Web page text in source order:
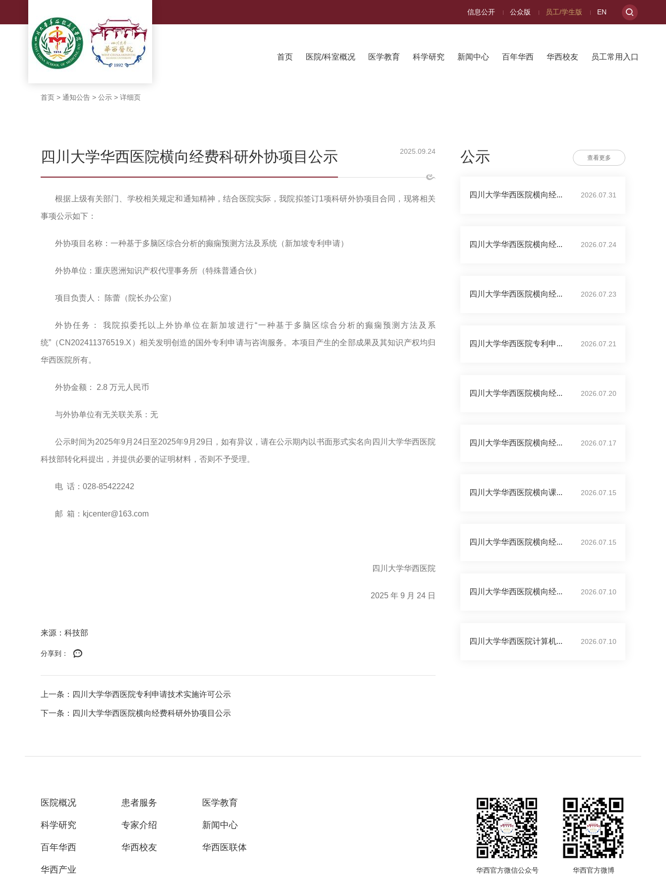
信息公开 公众版 员工/学生版 EN
首页 医院/科室概况 医学教育 科学研究 新闻中心 百年华西 华西校友 员工常用入口
首页 > 通知公告 > 公示 > 详细页
四川大学华西医院横向经费科研外协项目公示 2025.09.24
根据上级有关部门、学校相关规定和通知精神，结合医院实际，我院拟签订1项科研外协项目合同，现将相关
事项公示如下：
外协项目名称：一种基于多脑区综合分析的癫痫预测方法及系统（新加坡专利申请）
外协单位：重庆恩洲知识产权代理事务所（特殊普通合伙）
项目负责人： 陈蕾（院长办公室）
外协任务： 我院拟委托以上外协单位在新加坡进行“一种基于多脑区综合分析的癫痫预测方法及系
统”（CN202411376519.X） 相关发明创造的国外专利申请与咨询服务。本项目产生的全部成果及其知识产权均归
华西医院所有。
外协金额： 2.8 万元人民币
与外协单位有无关联关系：无
公示时间为2025年9 月 24日至2025年9 月 29 日 ，如有异议，请在公示期内以书面形式实名向四川大学华西医院
科技部转化科提出，并提供必要的证明材料，否则不予受理。
电 话：028-85422242
邮 箱： kjcenter@163.com
四川大学华西医院
2025 年 9 月 24 日
来源：科技部
分享到：
上一条：四川大学华西医院专利申请技术实施许可公示
下一条：四川大学华西医院横向经费科研外协项目公示
公示 查看更多
四川大学华西医院横向经... 2026.07.31
四川大学华西医院横向经... 2026.07.24
四川大学华西医院横向经... 2026.07.23
四川大学华西医院专利申... 2026.07.21
四川大学华西医院横向经... 2026.07.20
四川大学华西医院横向经... 2026.07.17
四川大学华西医院横向课... 2026.07.15
四川大学华西医院横向经... 2026.07.15
四川大学华西医院横向经... 2026.07.10
四川大学华西医院计算机... 2026.07.10
医院概况 患者服务 医学教育
科学研究 专家介绍 新闻中心
百年华西 华西校友 华西医联体
华西产业 华西官方微信公众号 华西官方微博